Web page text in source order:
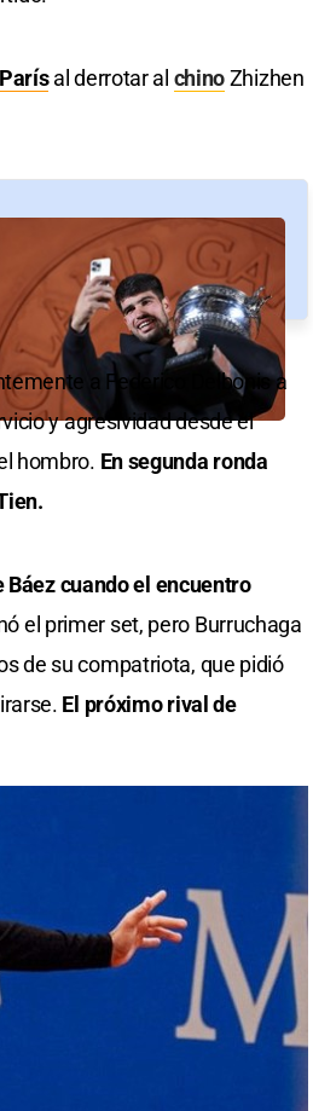
Parísal derrotar al chinoZhizhen
a Federico Delbonis a
y agresividad desde el
hombro. En segunda ronda
cuando el encuentro
el primer set, pero Burruchaga
de su compatriota, que pidió
El próximo rival de